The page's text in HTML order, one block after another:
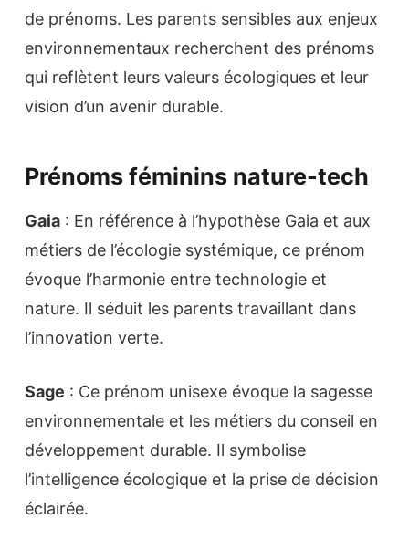
de prénoms. Les parents sensibles aux enjeux
environnementaux recherchent des prénoms
qui reflètent leurs valeurs écologiques et leur
vision d’un avenir durable.
Prénoms féminins nature-tech
Gaia : En référence à l’hypothèse Gaia et aux
métiers de l’écologie systémique, ce prénom
évoque l’harmonie entre technologie et
nature. Il séduit les parents travaillant dans
l’innovation verte.
Sage : Ce prénom unisexe évoque la sagesse
environnementale et les métiers du conseil en
développement durable. Il symbolise
l’intelligence écologique et la prise de décision
éclairée.